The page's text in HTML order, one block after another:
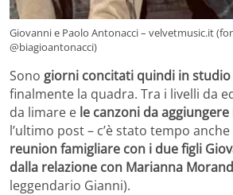
Giovanni e Paolo Antonacci – velvetmusic.it
@biagioantonacci)
Sono giorni concitati quindi in studio
finalmente la quadra. Tra i livelli da
da limare e le canzoni da
l’ultimo post – c’è stato tempo
reunion famigliare con i due figli
dalla relazione con Marianna
leggendario Gianni).